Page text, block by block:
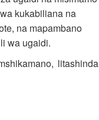
kukabiliana na
na mapambano
wa ugaidi.
litashinda